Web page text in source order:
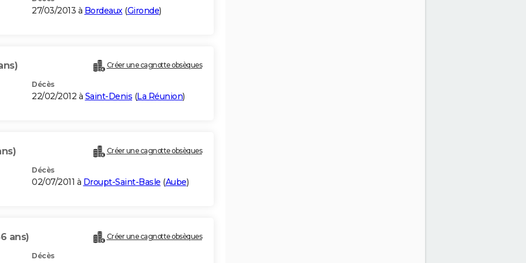
27/03/2013 à Bordeaux(Gironde)
Créer une cagnotte obsèques
Décès
22/02/2012 à Saint-Denis (La Réunion)
Créer une cagnotte obsèques
Décès
02/07/2011 à Droupt-Saint-Basle (Aube)
ans) Créer une cagnotte obsèques
Décès